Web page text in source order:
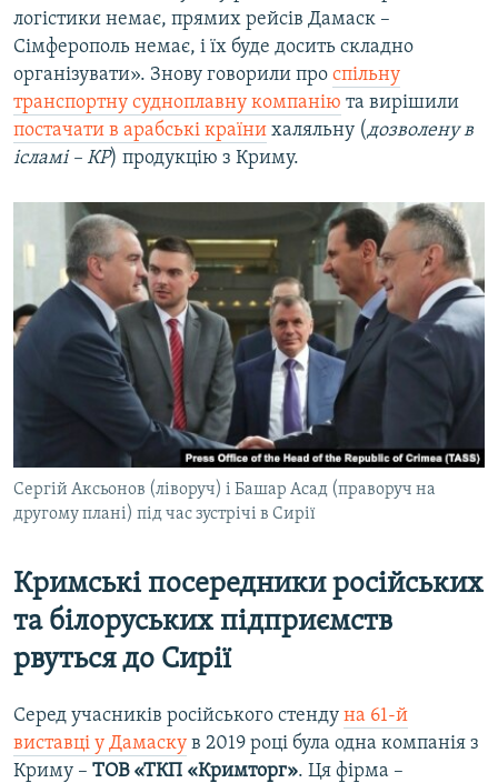
логістики немає, прямих рейсів Дамаск –
Сімферополь немає, і їх буде досить складно
організувати». Знову говорили про спільну
транспортну судноплавну компанію та вирішили
постачати в арабські країни халяльну (дозволену в
ісламі – КР) продукцію з Криму.
Сергій Аксьонов (ліворуч) і Башар Асад (праворуч на
другому плані) під час зустрічі в Сирії
Кримські посередники російських
та білоруських підприємств
рвуться до Сирії
Серед учасників російського стенду на 61-й
виставці у Дамаску в 2019 році була одна компанія з
Криму – ТОВ «ТКП «Кримторг». Ця фірма –